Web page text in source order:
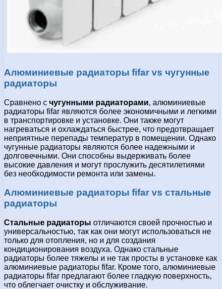
Алюминиевые радиаторы fifar vs чугунные
радиаторы
Сравнено с чугунными радиаторами, алюминиевые
радиаторы fifar являются более экономичными и легкими
в транспортировке и установке. Они также могут
нагреваться и охлаждаться быстрее, что предотвращает
неприятные перепады температур в помещении. Однако
чугунные радиаторы являются более надежными и
долговечными. Они способны выдерживать более
высокие давления и могут прослужить десятилетиями
без необходимости ремонта или замены.
Алюминиевые радиаторы fifar vs стальные
радиаторы
Стальные радиаторы отличаются своей прочностью и
универсальностью, так как они могут использоваться не
только для отопления, но и для создания
кондиционирования воздуха. Однако стальные
радиаторы более тяжелы и не так просты в установке как
алюминиевые радиаторы fifar. Кроме того, алюминиевые
радиаторы fifar предлагают более гладкую поверхность,
что облегчает очистку и обслуживание.